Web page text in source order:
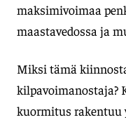
maksimivoimaa
maastavedossa ja
Miksi tämä
kilpavoimanostaja?
kuormitus rakentuu